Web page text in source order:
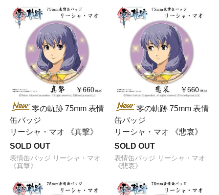
零の軌跡 75mm 表情
缶バッジ
リーシャ・マオ 《真撃》
SOLD OUT
表情缶バッジ リーシャ・マオ
《真撃》
零の軌跡 75mm 表情
缶バッジ
リーシャ・マオ 《悲哀》
SOLD OUT
表情缶バッジ リーシャ・マオ
《悲哀》